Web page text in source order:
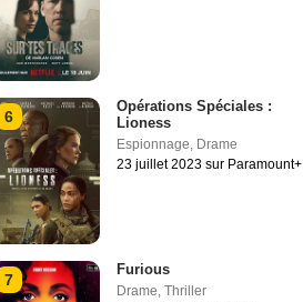
6
Opérations Spéciales :
Lioness
Espionnage, Drame
23 juillet 2023 sur Paramount+
7
Furious
Drame, Thriller